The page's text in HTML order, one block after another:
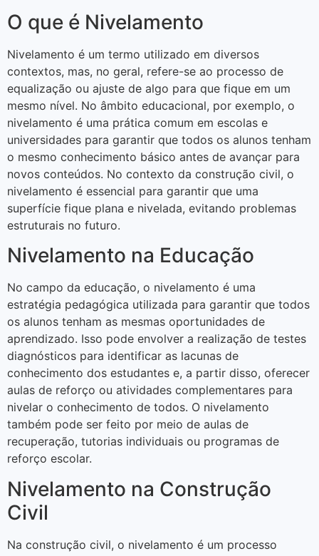
O que é Nivelamento
Nivelamento é um termo utilizado em diversos
contextos, mas, no geral, refere-se ao processo de
equalização ou ajuste de algo para que fique em um
mesmo nível. No âmbito educacional, por exemplo, o
nivelamento é uma prática comum em escolas e
universidades para garantir que todos os alunos tenham
o mesmo conhecimento básico antes de avançar para
novos conteúdos. No contexto da construção civil, o
nivelamento é essencial para garantir que uma
superfície fique plana e nivelada, evitando problemas
estruturais no futuro.
Nivelamento na Educação
No campo da educação, o nivelamento é uma
estratégia pedagógica utilizada para garantir que todos
os alunos tenham as mesmas oportunidades de
aprendizado. Isso pode envolver a realização de testes
diagnósticos para identificar as lacunas de
conhecimento dos estudantes e, a partir disso, oferecer
aulas de reforço ou atividades complementares para
nivelar o conhecimento de todos. O nivelamento
também pode ser feito por meio de aulas de
recuperação, tutorias individuais ou programas de
reforço escolar.
Nivelamento na Construção
Civil
Na construção civil, o nivelamento é um processo